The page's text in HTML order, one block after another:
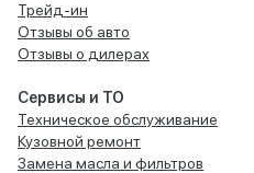
Трейд-ин
Отзывы об авто
Отзывы о дилерах
Сервисы и ТО
Техническое обслуживание
Кузовной ремонт
Замена масла и фильтров